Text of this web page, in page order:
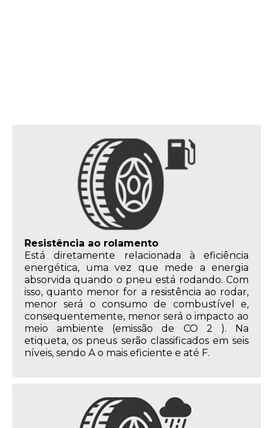
Resistência ao rolamento
Está diretamente relacionada à eficiência
energética, uma vez que mede a energia
absorvida quando o pneu está rodando. Com
isso, quanto menor for a resistência ao rodar,
menor será o consumo de combustível e,
consequentemente, menor será o impacto ao
meio ambiente (emissão de CO 2 ). Na
etiqueta, os pneus serão classificados em seis
níveis, sendo A o mais eficiente e até F.